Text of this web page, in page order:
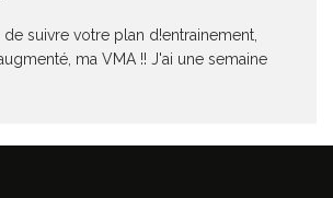
de suivre votre plan d!entrainement,
ma VMA !! J'ai une semaine